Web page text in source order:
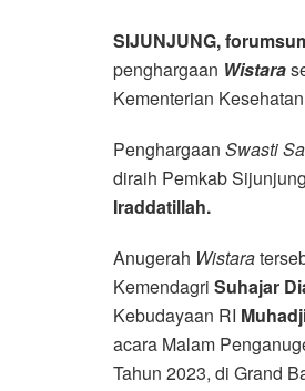
SIJUNJUNG,
penghargaan Wistara
Kementerian
Penghargaan Swasti
diraih Pemkab
Iraddatillah.
Anugerah Wistara
Kemendagri Suhajar
Kebudayaan RI
acara Malam
Tahun 2023, di Grand